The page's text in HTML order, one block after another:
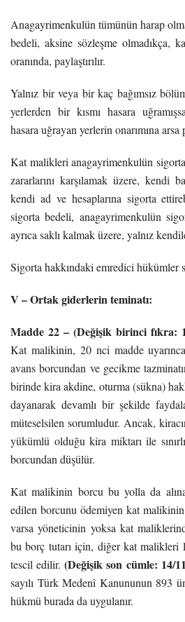
Anagayrimenkulün tümünün harap
bedeli, aksine sözleşme olmadıkça,
oranında, paylaştırılır.
Yalnız bir veya bir kaç bağımsız
yerlerden bir kısmı hasara
hasara uğrayan yerlerin onarımına arsa
Kat malikleri anagayrimenkulün
zararlarını karşılamak üzere, kendi
kendi ad ve hesaplarına sigorta
sigorta bedeli, anagayrimenkulün
ayrıca saklı kalmak üzere, yalnız
Sigorta hakkındaki emredici hükümler
V – Ortak giderlerin teminatı:
Madde 22 – (Değişik birinci fıkra:
Kat malikinin, 20 nci madde
avans borcundan ve gecikme
birinde kira akdine, oturma (sükna)
dayanarak devamlı bir şekilde
müteselsilen sorumludur. Ancak,
yükümlü olduğu kira miktarı ile
borcundan düşülür.
Kat malikinin borcu bu yolla da
edilen borcunu ödemiyen kat malikinin
varsa yöneticinin yoksa kat
bu borç tutarı için, diğer kat malikleri
tescil edilir.(Değişik son cümle: 14/
sayılı Türk Medenî Kanununun 893
hükmü burada da uygulanır.